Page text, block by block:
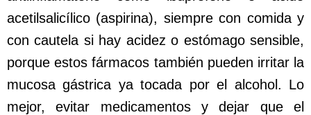
acetilsalicílico (aspirina), siempre con comida y
con cautela si hay acidez o estómago sensible,
porque estos fármacos también pueden irritar la
mucosa gástrica ya tocada por el alcohol. Lo
mejor, evitar medicamentos y dejar que el